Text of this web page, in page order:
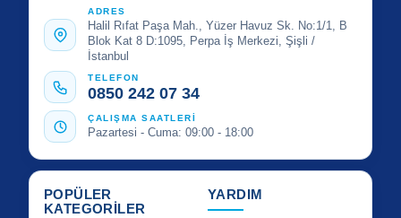
ADRES
Halil Rıfat Paşa Mah., Yüzer Havuz Sk. No:1/1, B
Blok Kat 8 D:1095, Perpa İş Merkezi, Şişli /
İstanbul
TELEFON
0850 242 07 34
ÇALIŞMA SAATLERİ
Pazartesi - Cuma: 09:00 - 18:00
POPÜLER
KATEGORİLER
YARDIM